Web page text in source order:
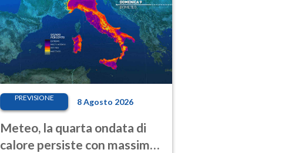
PREVISIONE 8 Agosto 2026
Meteo, la quarta ondata di
calore persiste con massime